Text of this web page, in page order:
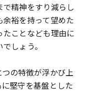
精神をすり減らし
裕を持って望めた
ことなども理由に
しょう。
の特徴が浮かび上
堅守を基盤とした